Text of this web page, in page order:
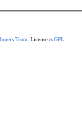
Team . License is GPL